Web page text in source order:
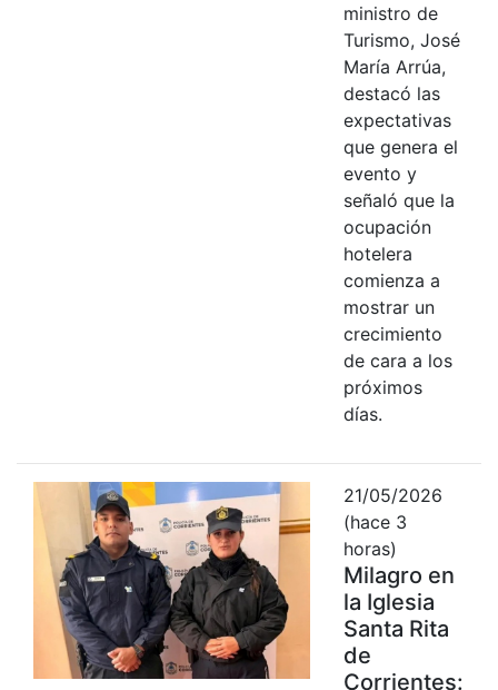
ministro de
Turismo, José
María Arrúa,
destacó las
expectativas
que genera el
evento y
señaló que la
ocupación
hotelera
comienza a
mostrar un
crecimiento
de cara a los
próximos
días.
21/05/2026
(hace 3
horas)
Milagro en
la Iglesia
Santa Rita
de
Corrientes: